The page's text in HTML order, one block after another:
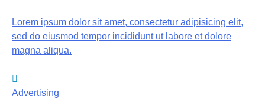
Lorem ipsum dolor sit amet, consectetur adipisicing elit,
sed do eiusmod tempor incididunt ut labore et dolore
magna aliqua.
Advertising